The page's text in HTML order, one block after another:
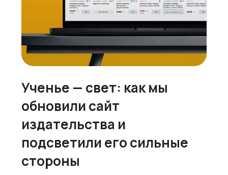
Ученье — свет: как мы
обновили сайт
издательства и
подсветили его сильные
стороны